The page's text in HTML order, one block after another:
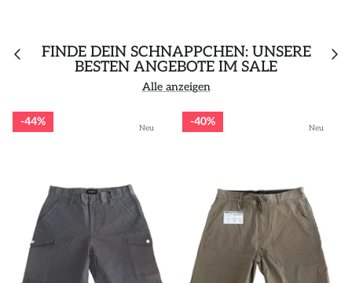
FINDE DEIN SCHNÄPPCHEN: UNSERE
BESTEN ANGEBOTE IM SALE
Alle anzeigen
Neu
44% Neu
40%